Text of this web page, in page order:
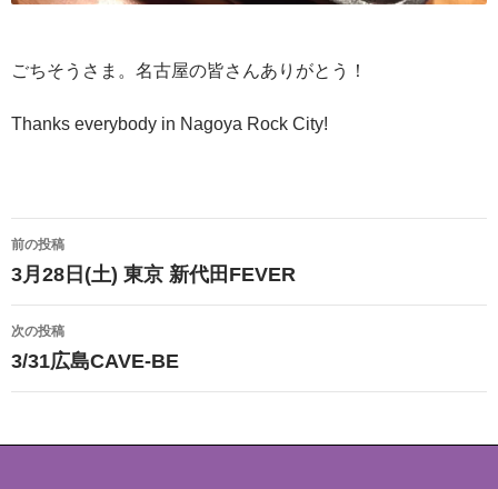
ごちそうさま。名古屋の皆さんありがとう！
Thanks everybody in Nagoya Rock City!
投
稿
ナ
ビ
ゲ
前の投稿
3月28日(土) 東京 新代田FEVER
次の投稿
3/31広島CAVE-BE